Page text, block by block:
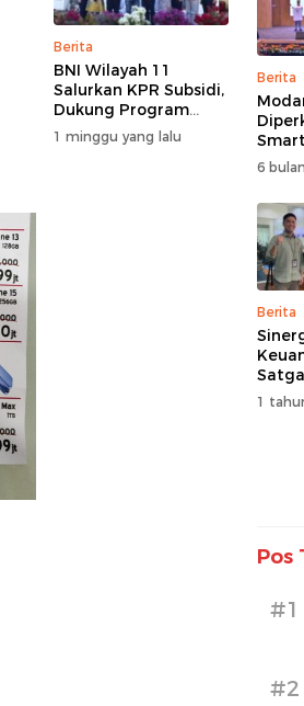
Berita
BNI Wilayah 11
Salurkan KPR Subsidi,
Dukung Program
62.710 Rumah
Bersubsidi
1 minggu yang lalu
Berita
6
Berita
1
Pos
#1
#2